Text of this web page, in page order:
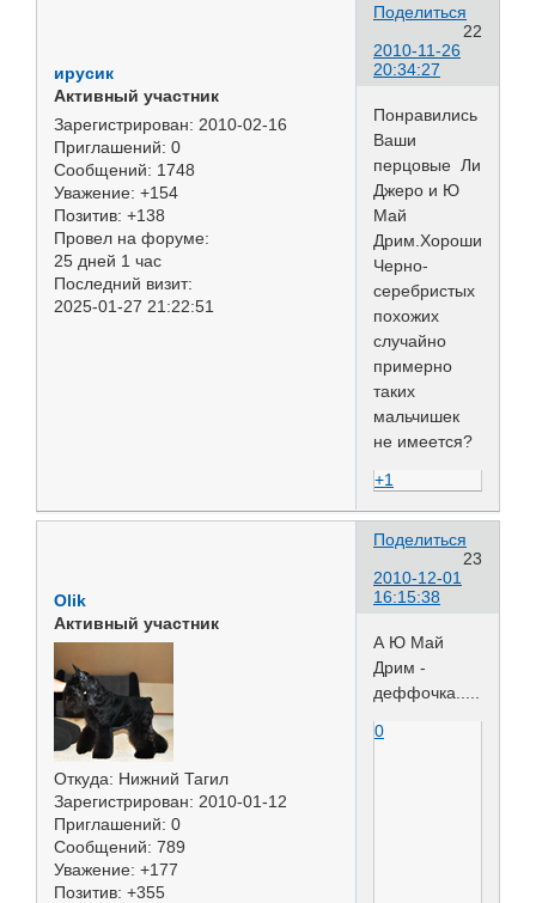
Поделиться
22
2010-11-26
20:34:27
ирусик
Активный участник
Зарегистрирован: 2010-02-16
Приглашений: 0
Сообщений: 1748
Уважение: +154
Позитив: +138
Провел на форуме:
25 дней 1 час
Последний визит:
2025-01-27 21:22:51
Понравились
Ваши
перцовые Ли
Джеро и Ю
Май
Дрим.Хороши!
Черно-
серебристых
похожих
случайно
примерно
таких
мальчишек
не имеется?
+1
Поделиться
23
2010-12-01
16:15:38
Olik
Активный участник
Откуда: Нижний Тагил
Зарегистрирован: 2010-01-12
Приглашений: 0
Сообщений: 789
Уважение: +177
Позитив: +355
А Ю Май
Дрим -
деффочка.....
0